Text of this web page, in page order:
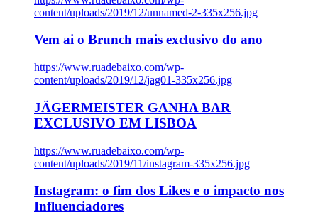
content/uploads/2019/12/unnamed-2-335x256.jpg
Vem ai o Brunch mais exclusivo do ano
https://www.ruadebaixo.com/wp-
content/uploads/2019/12/jag01-335x256.jpg
JÄGERMEISTER GANHA BAR
EXCLUSIVO EM LISBOA
https://www.ruadebaixo.com/wp-
content/uploads/2019/11/instagram-335x256.jpg
Instagram: o fim dos Likes e o impacto nos
Influenciadores